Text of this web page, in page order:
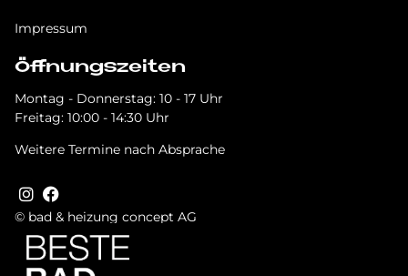
© bad & heizung concept AG
Impressum
Öffnungszeiten
Montag - Donnerstag: 10 - 17 Uhr
Freitag: 10:00 - 14:30 Uhr
Weitere Termine nach Absprache